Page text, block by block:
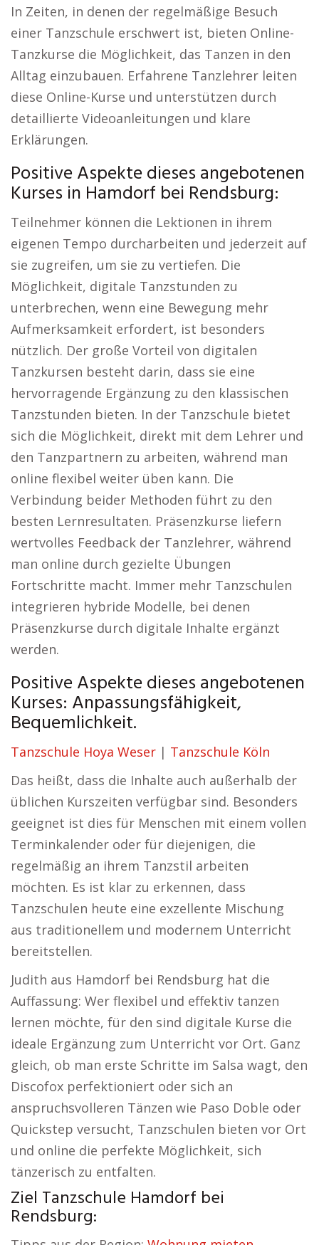
In Zeiten, in denen der regelmäßige Besuch
einer Tanzschule erschwert ist, bieten Online-
Tanzkurse die Möglichkeit, das Tanzen in den
Alltag einzubauen. Erfahrene Tanzlehrer leiten
diese Online-Kurse und unterstützen durch
detaillierte Videoanleitungen und klare
Erklärungen.
Positive Aspekte dieses angebotenen
Kurses in Hamdorf bei Rendsburg:
Teilnehmer können die Lektionen in ihrem
eigenen Tempo durcharbeiten und jederzeit auf
sie zugreifen, um sie zu vertiefen. Die
Möglichkeit, digitale Tanzstunden zu
unterbrechen, wenn eine Bewegung mehr
Aufmerksamkeit erfordert, ist besonders
nützlich. Der große Vorteil von digitalen
Tanzkursen besteht darin, dass sie eine
hervorragende Ergänzung zu den klassischen
Tanzstunden bieten. In der Tanzschule bietet
sich die Möglichkeit, direkt mit dem Lehrer und
den Tanzpartnern zu arbeiten, während man
online flexibel weiter üben kann. Die
Verbindung beider Methoden führt zu den
besten Lernresultaten. Präsenzkurse liefern
wertvolles Feedback der Tanzlehrer, während
man online durch gezielte Übungen
Fortschritte macht. Immer mehr Tanzschulen
integrieren hybride Modelle, bei denen
Präsenzkurse durch digitale Inhalte ergänzt
werden.
Positive Aspekte dieses angebotenen
Kurses: Anpassungsfähigkeit,
Bequemlichkeit.
Tanzschule Hoya Weser | Tanzschule Köln
Das heißt, dass die Inhalte auch außerhalb der
üblichen Kurszeiten verfügbar sind. Besonders
geeignet ist dies für Menschen mit einem vollen
Terminkalender oder für diejenigen, die
regelmäßig an ihrem Tanzstil arbeiten
möchten. Es ist klar zu erkennen, dass
Tanzschulen heute eine exzellente Mischung
aus traditionellem und modernem Unterricht
bereitstellen.
Judith aus Hamdorf bei Rendsburg hat die
Auffassung: Wer flexibel und effektiv tanzen
lernen möchte, für den sind digitale Kurse die
ideale Ergänzung zum Unterricht vor Ort. Ganz
gleich, ob man erste Schritte im Salsa wagt, den
Discofox perfektioniert oder sich an
anspruchsvolleren Tänzen wie Paso Doble oder
Quickstep versucht, Tanzschulen bieten vor Ort
und online die perfekte Möglichkeit, sich
tänzerisch zu entfalten.
Ziel Tanzschule Hamdorf bei
Rendsburg: